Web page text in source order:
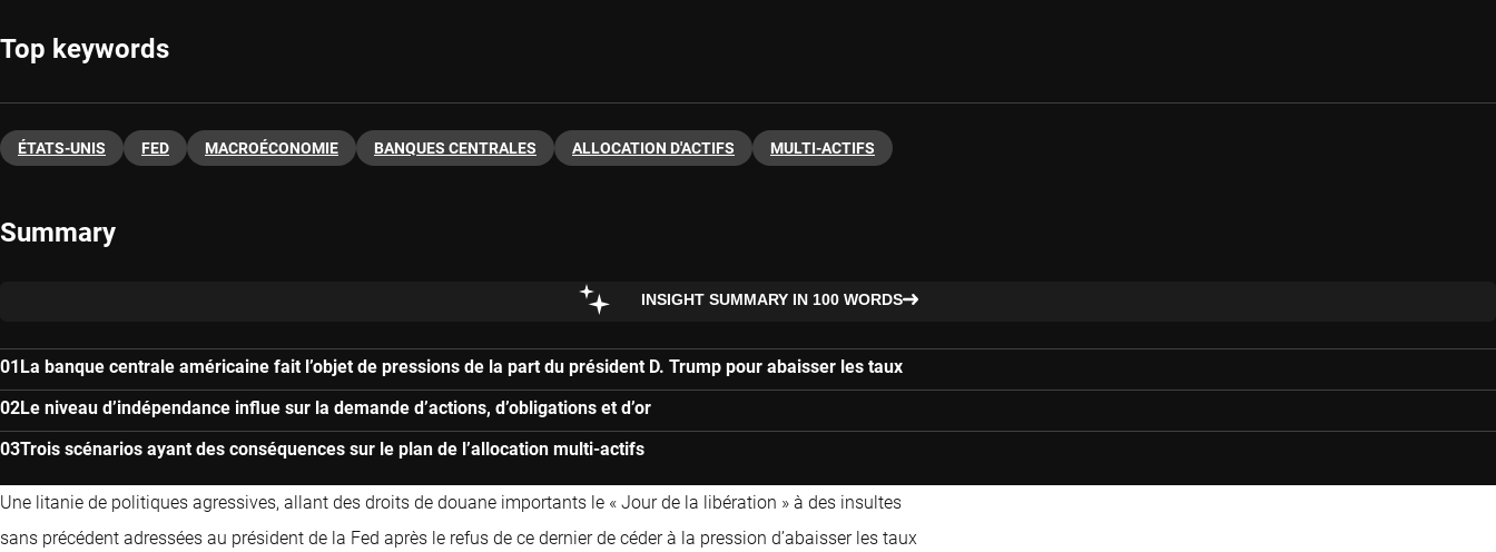
Top keywords
ÉTATS-UNIS FED MACROÉCONOMIE BANQUES CENTRALES ALLOCATION D'ACTIFS MULTI-ACTIFS
Summary
INSIGHT SUMMARY IN 100 WORDS
La banque centrale américaine fait l’objet de pressions de la part du président D. Trump pour abaisser les taux
Le niveau d’indépendance influe sur la demande d’actions, d’obligations et d’or
Trois scénarios ayant des conséquences sur le plan de l’allocation multi-actifs
Une litanie de politiques agressives, allant des droits de douane importants le « Jour de la libération » à des insultes
sans précédent adressées au président de la Fed après le refus de ce dernier de céder à la pression d’abaisser les taux